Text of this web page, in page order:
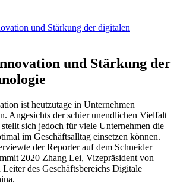
und Stärkung der digitalen
und Stärkung der
ist heutzutage in Unternehmen
Angesichts der schier unendlichen Vielfalt
sich jedoch für viele Unternehmen die
im Geschäftsalltag einsetzen können.
der Reporter auf dem Schneider
2020 Zhang Lei, Vizepräsident von
des Geschäftsbereichs Digitale